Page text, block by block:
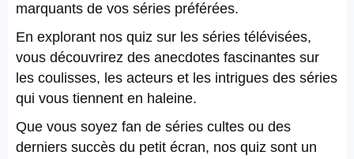
marquants de vos séries préférées.
En explorant nos quiz sur les séries télévisées,
vous découvrirez des anecdotes fascinantes sur
les coulisses, les acteurs et les intrigues des séries
qui vous tiennent en haleine.
Que vous soyez fan de séries cultes ou des
derniers succès du petit écran, nos quiz sont un